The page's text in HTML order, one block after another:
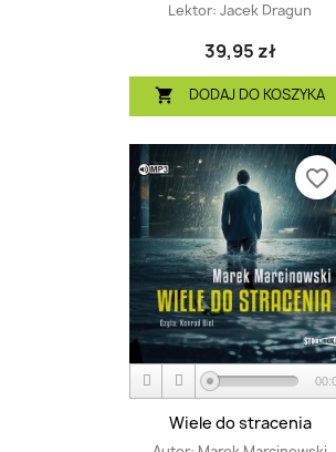
Lektor: Jacek Dragun
39,95 zł
 DODAJ DO KOSZYKA
Wiele do stracenia
favorite_border